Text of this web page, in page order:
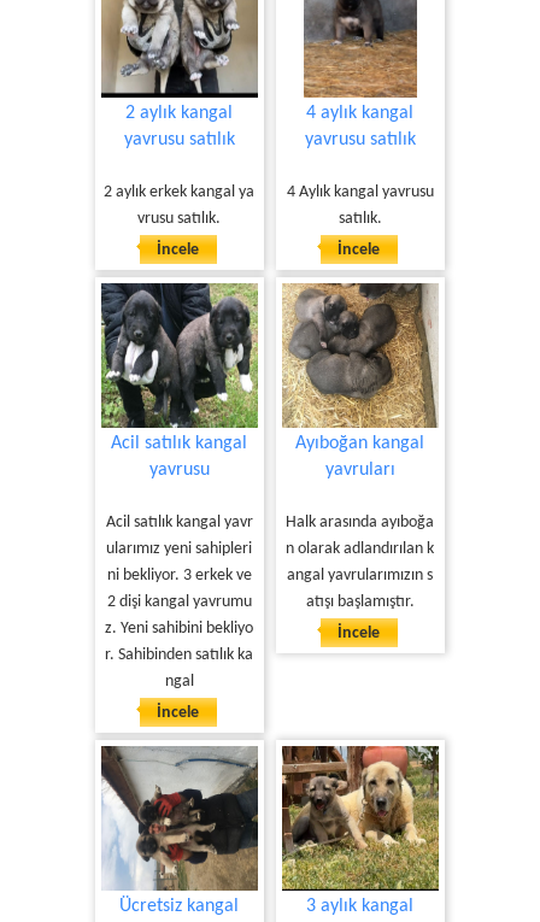
2 aylık kangal
yavrusu satılık
2 aylık erkek kangal ya
vrusu satılık.
İncele
4 aylık kangal
yavrusu satılık
4 Aylık kangal yavrusu
satılık.
İncele
Acil satılık kangal
yavrusu
Acil satılık kangal yavr
ularımız yeni sahipleri
ni bekliyor. 3 erkek ve
2 dişi kangal yavrumu
z. Yeni sahibini bekliyo
r. Sahibinden satılık ka
ngal
İncele
Ayıboğan kangal
yavruları
Halk arasında ayıboğa
n olarak adlandırılan k
angal yavrularımızın s
atışı başlamıştır.
İncele
Ücretsiz kangal
3 aylık kangal